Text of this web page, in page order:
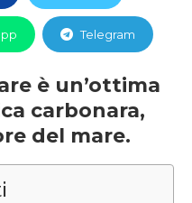
Telegram
è un’ottima
carbonara,
del mare.